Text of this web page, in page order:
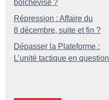
bolchevisé ?
Répression : Affaire du
8 décembre, suite et fin ?
Dépasser la Plateforme :
L’unité tactique en question